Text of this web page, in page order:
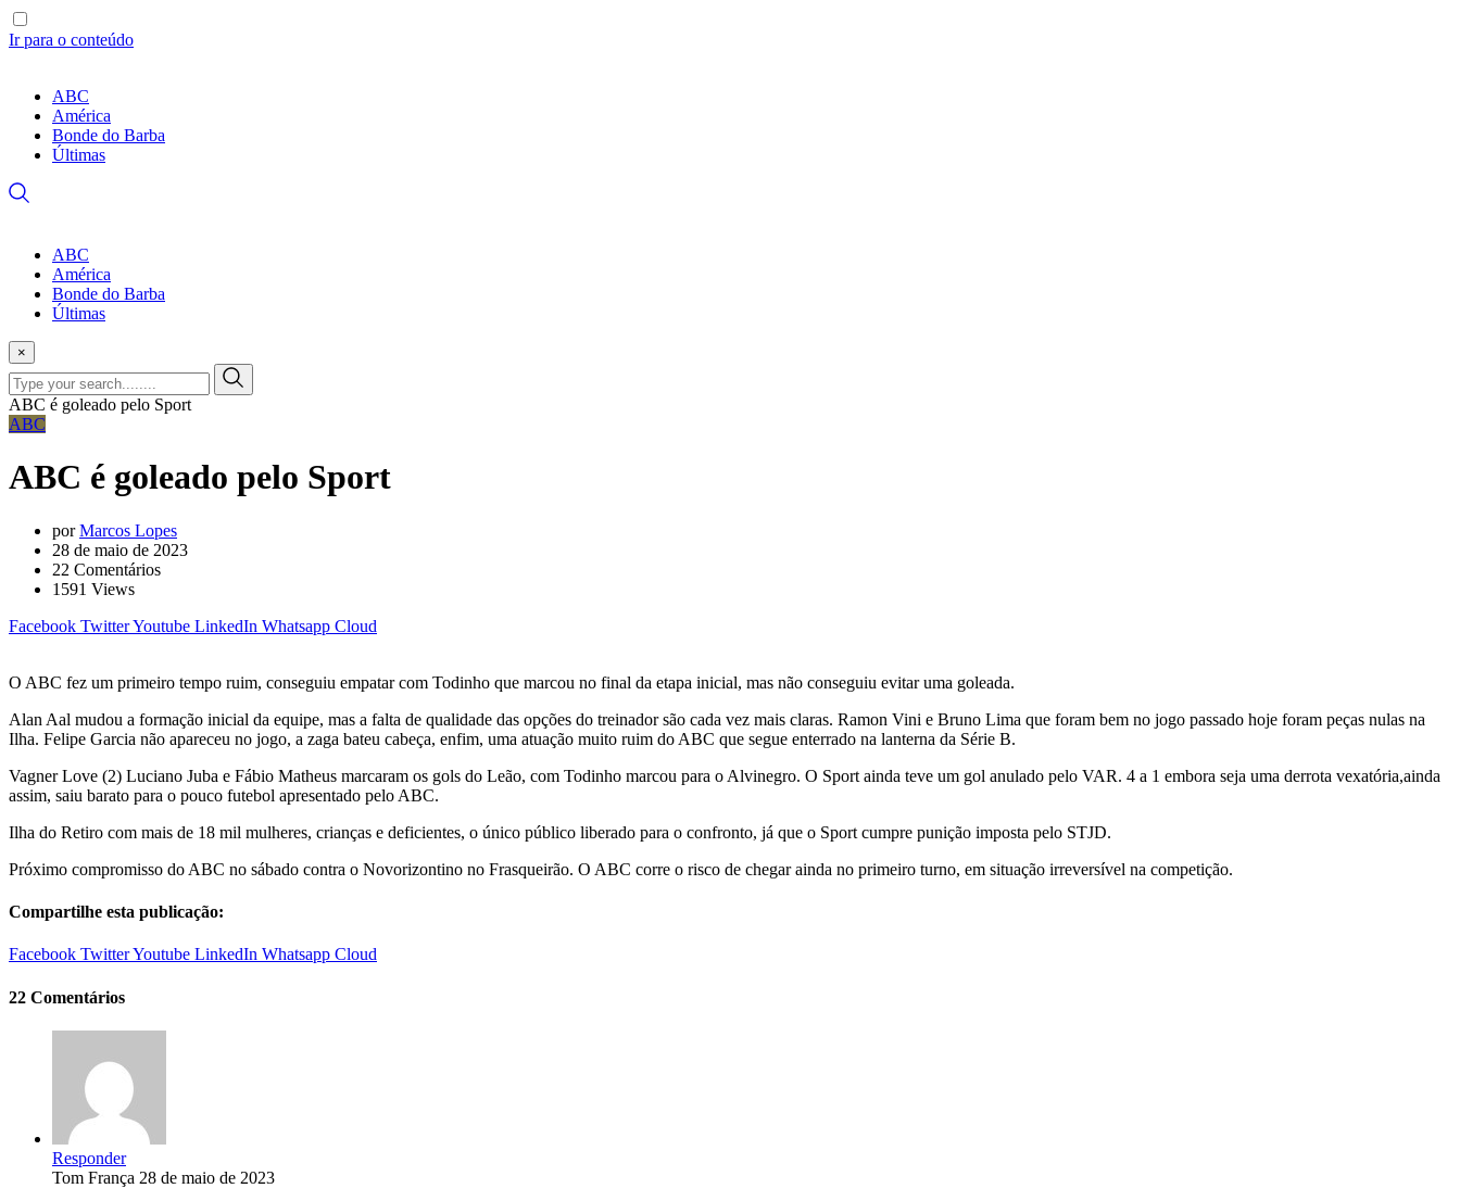
Ir para o conteúdo
ABC
América
Bonde do Barba
Últimas
ABC
América
Bonde do Barba
Últimas
×
ABC é goleado pelo Sport
ABC
ABC é goleado pelo Sport
porMarcos Lopes
28 de maio de 2023
22 Comentários
1591 Views
Facebook TwitterYoutube LinkedIn Whatsapp Cloud
O ABC fez um primeiro tempo ruim, conseguiu empatar com Todinho que marcou no final da etapa inicial, mas não conseguiu evitar uma goleada.
Alan Aal mudou a formação inicial da equipe, mas a falta de qualidade das opções do treinador são cada vez mais claras. Ramon Vini e Bruno Lima que foram bem no jogo passado hoje foram peças nulas na
Ilha. Felipe Garcia não apareceu no jogo, a zaga bateu cabeça, enfim, uma atuação muito ruim do ABC que segue enterrado na lanterna da Série B.
Vagner Love (2) Luciano Juba e Fábio Matheus marcaram os gols do Leão, com Todinho marcou para o Alvinegro. O Sport ainda teve um gol anulado pelo VAR. 4 a 1 embora seja uma derrota vexatória,ainda
assim, saiu barato para o pouco futebol apresentado pelo ABC.
Ilha do Retiro com mais de 18 mil mulheres, crianças e deficientes, o único público liberado para o confronto, já que o Sport cumpre punição imposta pelo STJD.
Próximo compromisso do ABC no sábado contra o Novorizontino no Frasqueirão. O ABC corre o risco de chegar ainda no primeiro turno, em situação irreversível na competição.
Compartilhe esta publicação:
Facebook TwitterYoutube LinkedIn Whatsapp Cloud
22 Comentários
Responder
Tom França 28 de maio de 2023